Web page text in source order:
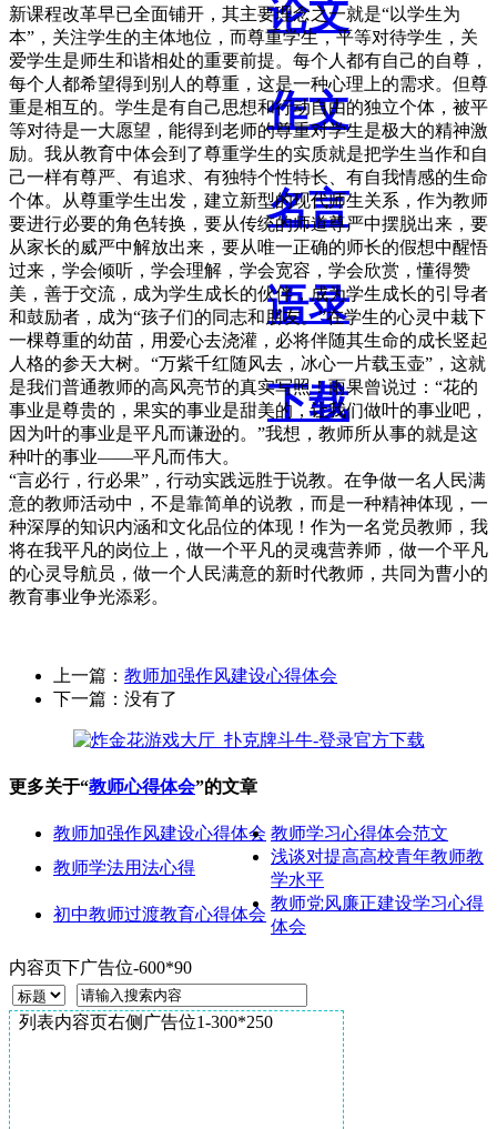
论文
作文
名言
语录
下载
新课程改革早已全面铺开，其主要理念之一就是“以学生为
本”，关注学生的主体地位，而尊重学生，平等对待学生，关
爱学生是师生和谐相处的重要前提。每个人都有自己的自尊，
每个人都希望得到别人的尊重，这是一种心理上的需求。但尊
重是相互的。学生是有自己思想和行动自由的独立个体，被平
等对待是一大愿望，能得到老师的尊重对学生是极大的精神激
励。我从教育中体会到了尊重学生的实质就是把学生当作和自
己一样有尊严、有追求、有独特个性特长、有自我情感的生命
个体。从尊重学生出发，建立新型的现代师生关系，作为教师
要进行必要的角色转换，要从传统的师道尊严中摆脱出来，要
从家长的威严中解放出来，要从唯一正确的师长的假想中醒悟
过来，学会倾听，学会理解，学会宽容，学会欣赏，懂得赞
美，善于交流，成为学生成长的伙伴，成为学生成长的引导者
和鼓励者，成为“孩子们的同志和朋友。”在学生的心灵中栽下
一棵尊重的幼苗，用爱心去浇灌，必将伴随其生命的成长竖起
人格的参天大树。“万紫千红随风去，冰心一片载玉壶”，这就
是我们普通教师的高风亮节的真实写照！雨果曾说过：“花的
事业是尊贵的，果实的事业是甜美的，让我们做叶的事业吧，
因为叶的事业是平凡而谦逊的。”我想，教师所从事的就是这
种叶的事业——平凡而伟大。
“言必行，行必果”，行动实践远胜于说教。在争做一名人民满
意的教师活动中，不是靠简单的说教，而是一种精神体现，一
种深厚的知识内涵和文化品位的体现！作为一名党员教师，我
将在我平凡的岗位上，做一个平凡的灵魂营养师，做一个平凡
的心灵导航员，做一个人民满意的新时代教师，共同为曹小的
教育事业争光添彩。
上一篇： 教师加强作风建设心得体会
下一篇：没有了
更多关于“教师心得体会”的文章
教师加强作风建设心得体会 教师学习心得体会范文
教师学法用法心得
浅谈对提高高校青年教师教
学水平
初中教师过渡教育心得体会
教师党风廉正建设学习心得
体会
内容页下广告位-600*90
列表内容页右侧广告位1-300*250